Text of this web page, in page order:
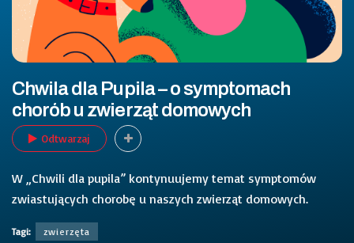
Chwila dla Pupila – o symptomach
chorób u zwierząt domowych
Odtwarzaj
W „Chwili dla pupila” kontynuujemy temat symptomów
zwiastujących chorobę u naszych zwierząt domowych.
Tagi: zwierzęta